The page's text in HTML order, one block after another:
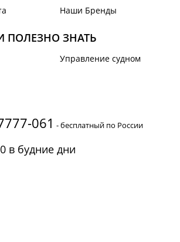
Наши Бренды
ПОЛЕЗНО ЗНАТЬ
Управление судном
061 - бесплатный по России
в будние дни